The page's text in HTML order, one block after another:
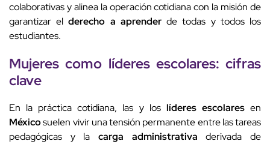
colaborativas y alinea la operación cotidiana con la misión de
garantizar elderecho a aprenderde todas y todos los
estudiantes.
Mujeres como líderes escolares: cifras
clave
En la práctica cotidiana, las y los líderes escolaresen
Méxicosuelen vivir una tensión permanente entre las tareas
pedagógicas y la carga administrativa derivada de